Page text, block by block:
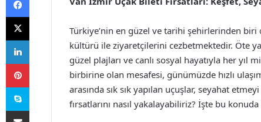
Türkiye’nin en güzel ve tarihi şehirlerinden biri
kültürü ile ziyaretçilerini cezbetmektedir. Öte
güzel plajları ve canlı sosyal hayatıyla her yıl
birbirine olan mesafesi, günümüzde hızlı
arasında sık sık yapılan uçuşlar, seyahat
fırsatlarını nasıl yakalayabiliriz? İşte bu
X
LinkedIn
Pinterest
Skype
E-Posta ile paylaş